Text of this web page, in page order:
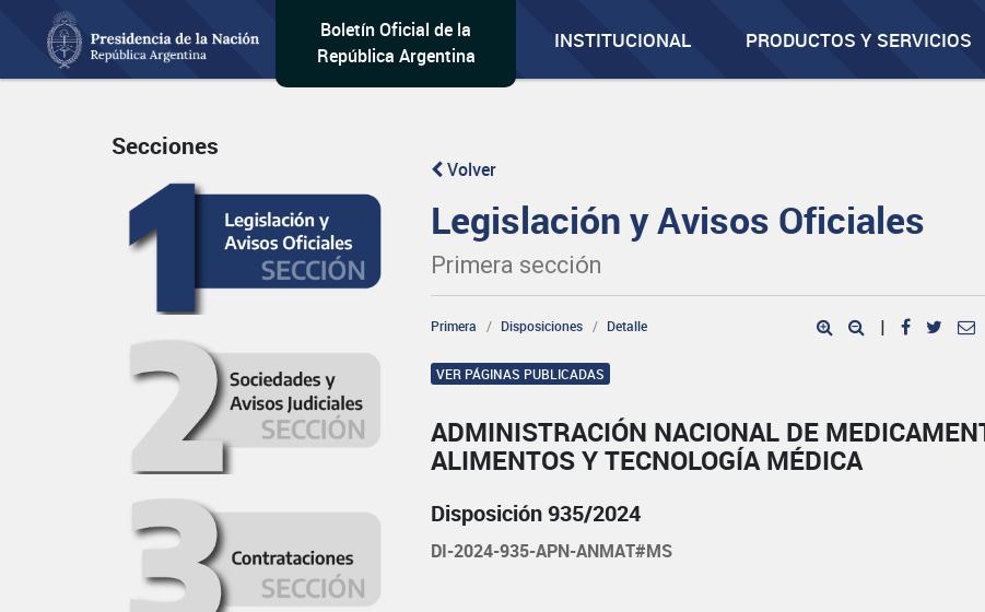
Boletín Oficial de la
República Argentina
INSTITUCIONAL PRODUCTOS Y SERVICIOS
Secciones
Volver
Legislación y Avisos Oficiales
Primera sección
Primera Disposiciones Detalle |
VER PÁGINAS PUBLICADAS
ADMINISTRACIÓN NACIONAL DE
ALIMENTOS Y TECNOLOGÍA MÉDICA
Disposición 935/2024
DI-2024-935-APN-ANMAT#MS